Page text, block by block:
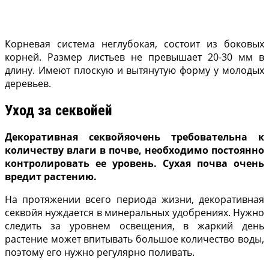
Корневая система неглубокая, состоит из боковых
корней. Размер листьев не превышает 20-30 мм в
длину. Имеют плоскую и вытянутую форму у молодых
деревьев.
Уход за секвойей
Декоративная секвойяочень требовательна к
количеству влаги в почве, необходимо постоянно
контролировать ее уровень. Сухая почва очень
вредит растению.
На протяжении всего периода жизни, декоративная
секвойя нуждается в минеральных удобрениях. Нужно
следить за уровнем освещения, в жаркий день
растение может впитывать большое количество воды,
поэтому его нужно регулярно поливать.